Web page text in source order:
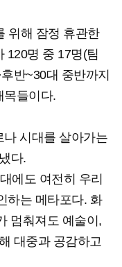
위해 잠정 휴관한
120명 중 17명(팀
반~30대 중반까지
목들이다.
시대를 살아가는
다.
에도 여전히 우리
하는 메타포다. 화
멈춰져도 예술이,
대중과 공감하고